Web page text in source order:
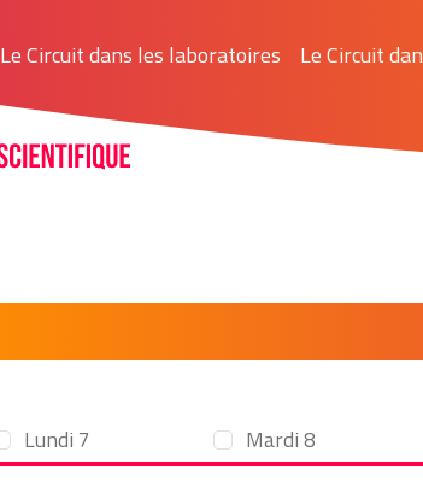
Le Circuit dans les laboratoires Le Circuit
Lundi 7 Mardi 8